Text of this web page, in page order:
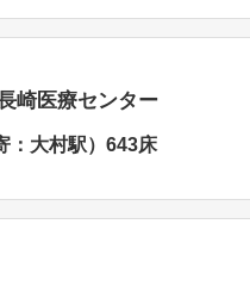
崎医療センター
：大村駅）643床